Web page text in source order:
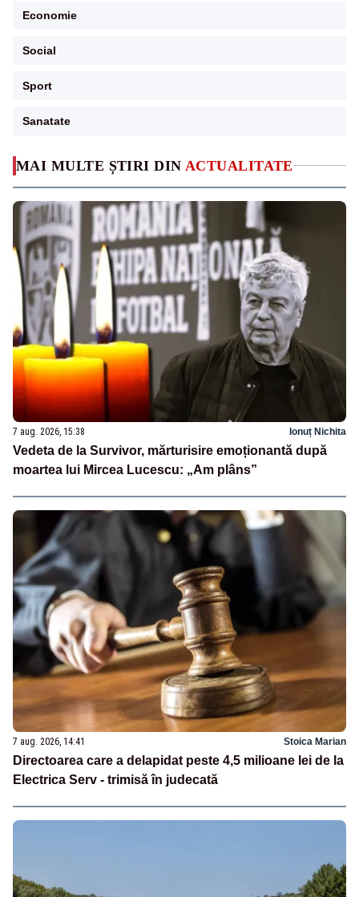
MAI MULTE ȘTIRI DIN ACTUALITATE
7 aug. 2026, 15:38 Ionuț Nichita
Vedeta de la Survivor, mărturisire emoționantă după
moartea lui Mircea Lucescu: „Am plâns”
7 aug. 2026, 14:41 Stoica Marian
Directoarea care a delapidat peste 4,5 milioane lei de la
Electrica Serv - trimisă în judecată
Economie
Social
Sport
Sanatate